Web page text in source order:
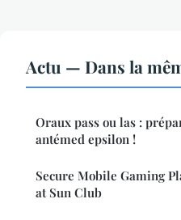
Actu — Dans la
Oraux pass ou las :
antémed epsilon !
Secure Mobile Gaming
at Sun Club